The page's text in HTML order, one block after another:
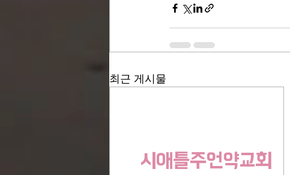
최근 게시물
시애틀주언약교회